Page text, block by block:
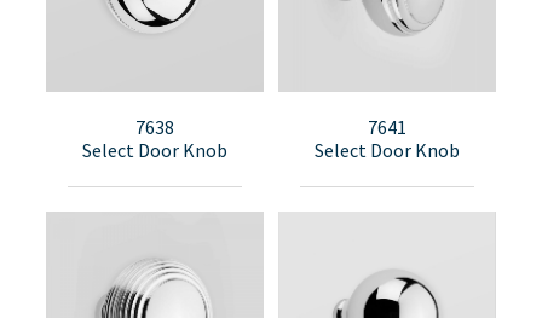
7638
Select Door Knob
7641
Select Door Knob